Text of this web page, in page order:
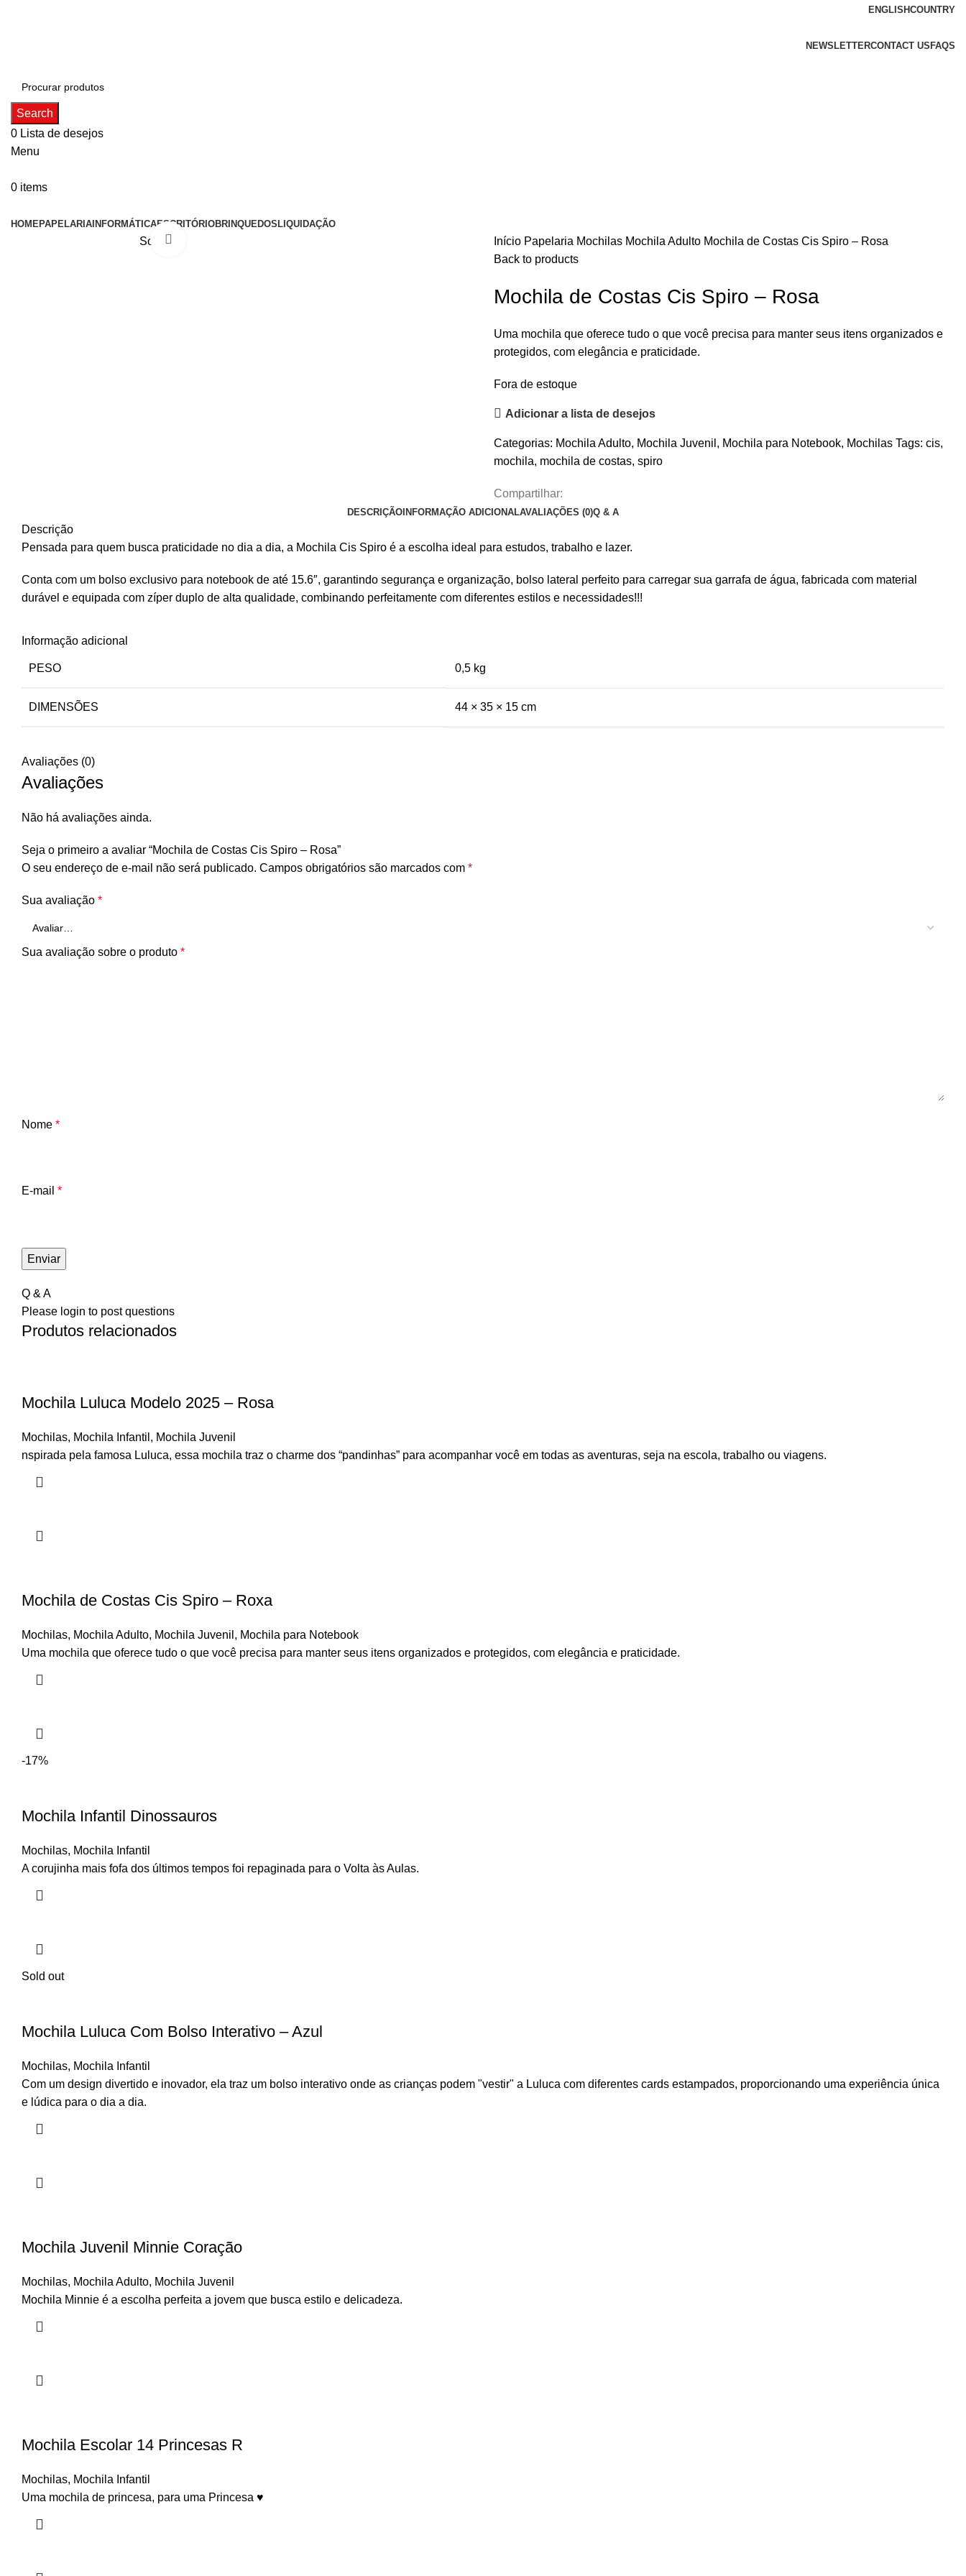
ENGLISHCOUNTRY
NEWSLETTERCONTACT US FAQS
Search
0 Lista de desejos
Menu
0 items
HOMEPAPELARIA INFORMÁTICAESCRITÓRIOBRINQUEDOS LIQUIDAÇÃO
Sold out Início Papelaria Mochilas Mochila Adulto Mochila de Costas Cis Spiro – Rosa
Back to products
Mochila de Costas Cis Spiro – Rosa
Uma mochila que oferece tudo o que você precisa para manter seus itens organizados e
protegidos, com elegância e praticidade.
Fora de estoque
Adicionar a lista de desejos
Categorias: Mochila Adulto, Mochila Juvenil , Mochila para Notebook, Mochilas Tags: cis,
mochila, mochila de costas, spiro
Compartilhar:
DESCRIÇÃO INFORMAÇÃO ADICIONALAVALIAÇÕES (0)Q & A
Descrição
Pensada para quem busca praticidade no dia a dia, a Mochila Cis Spiro é a escolha ideal para estudos, trabalho e lazer.
Conta com um bolso exclusivo para notebook de até 15.6″, garantindo segurança e organização, bolso lateral perfeito para carregar sua garrafa de água, fabricada com material
durável e equipada com zíper duplo de alta qualidade, combinando perfeitamente com diferentes estilos e necessidades!!!
Informação adicional
PESO 0,5 kg
DIMENSÕES 44 × 35 × 15 cm
Avaliações (0)
Avaliações
Não há avaliações ainda.
Seja o primeiro a avaliar “Mochila de Costas Cis Spiro – Rosa”
O seu endereço de e-mail não será publicado. Campos obrigatórios são marcados com *
Sua avaliação *
Sua avaliação sobre o produto *
Nome *
E-mail *
Q & A
Please login to post questions
Produtos relacionados
Mochila Luluca Modelo 2025 – Rosa
Mochilas, Mochila Infantil , Mochila Juvenil
nspirada pela famosa Luluca, essa mochila traz o charme dos “pandinhas” para acompanhar você em todas as aventuras, seja na escola, trabalho ou viagens.
Mochila de Costas Cis Spiro – Roxa
Mochilas, Mochila Adulto, Mochila Juvenil , Mochila para Notebook
Uma mochila que oferece tudo o que você precisa para manter seus itens organizados e protegidos, com elegância e praticidade.
-17%
Mochila Infantil Dinossauros
Mochilas, Mochila Infantil
A corujinha mais fofa dos últimos tempos foi repaginada para o Volta às Aulas.
Sold out
Mochila Luluca Com Bolso Interativo – Azul
Mochilas, Mochila Infantil
Com um design divertido e inovador, ela traz um bolso interativo onde as crianças podem "vestir" a Luluca com diferentes cards estampados, proporcionando uma experiência única
e lúdica para o dia a dia.
Mochila Juvenil Minnie Coração
Mochilas, Mochila Adulto, Mochila Juvenil
Mochila Minnie é a escolha perfeita a jovem que busca estilo e delicadeza.
Mochila Escolar 14 Princesas R
Mochilas, Mochila Infantil
Uma mochila de princesa, para uma Princesa ♥